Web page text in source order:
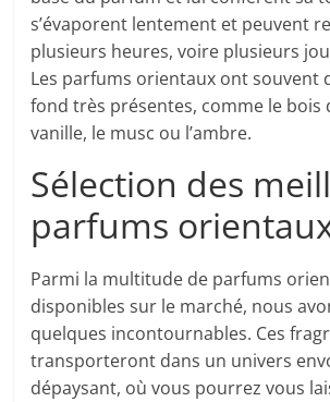
s’évaporent lentement et peuvent
plusieurs heures, voire plusieurs
Les parfums orientaux ont souvent
fond très présentes, comme le bois
vanille, le musc ou l’ambre.
Sélection des
parfums
Parmi la multitude de parfums
disponibles sur le marché, nous
quelques incontournables. Ces
transporteront dans un univers
dépaysant, où vous pourrez vous